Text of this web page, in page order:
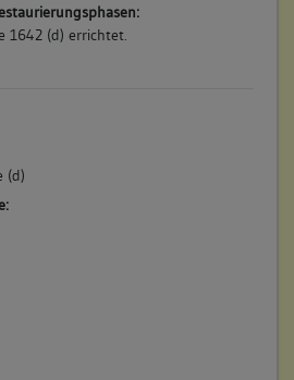
1642 (d) errichtet.
(d)